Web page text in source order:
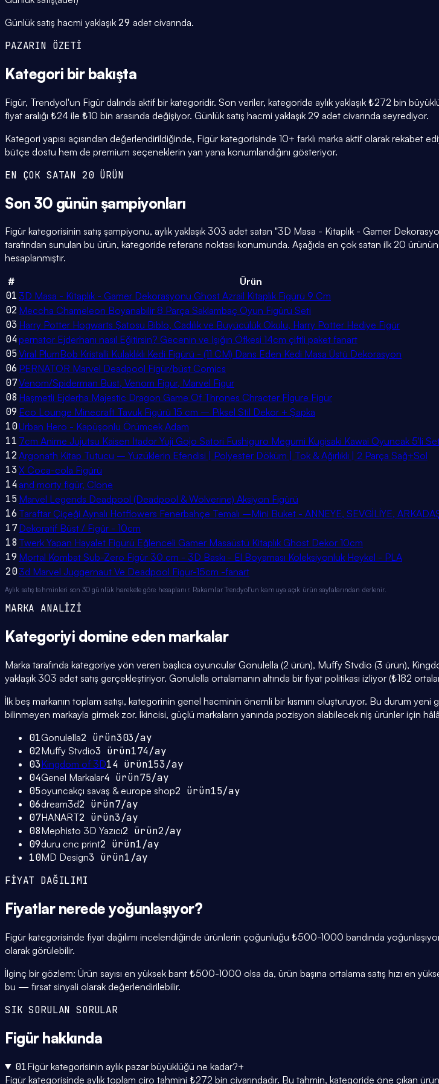
Günlük satış hacmi yaklaşık 29 adet civarında.
PAZARIN ÖZETİ
Kategori bir bakışta
Figür, Trendyol'un Figür dalında aktif bir kategoridir. Son veriler, kategoride aylık yaklaşık ₺272 bin
fiyat aralığı ₺24 ile ₺10 bin arasında değişiyor. Günlük satış hacmi yaklaşık 29 adet civarında seyrediyor.
Kategori yapısı açısından değerlendirildiğinde, Figür kategorisinde 10+ farklı marka aktif olarak
bütçe dostu hem de premium seçeneklerin yan yana konumlandığını gösteriyor.
EN ÇOK SATAN 20 ÜRÜN
Son 30 günün şampiyonları
Figür kategorisinin satış şampiyonu, aylık yaklaşık 303 adet satan "3D Masa - Kitaplık - Gamer
tarafından sunulan bu ürün, kategoride referans noktası konumunda. Aşağıda en çok satan ilk 20
hesaplanmıştır.
#
Ürün
01 3D Masa - Kitaplık - Gamer Dekorasyonu Ghost Azrail Kitaplık Figürü 9 Cm
02 Meccha Chameleon Boyanabilir 8 Parça Saklambaç Oyun Figürü Seti
03 Harry Potter Hogwarts Şatosu Biblo, Cadılık ve Büyücülük Okulu, Harry Potter Hediye Figür
04pernator Ejderhanı nasıl Eğitirsin? Gecenin ve Işığın Öfkesi 14cm çiftli paket fanart
05Viral PlumBob Kristalli Kulaklıklı Kedi Figürü - (11 CM) Dans Eden Kedi Masa Üstü Dekorasyon
06 PERNATOR Marvel Deadpool Figür/büst Comics
07Venom/Spiderman Büst, Venom Figür, Marvel Figür
08 Haşmetli Ejderha Majestic Dragon Game Of Thrones Chracter Fİgure Figür
09 Eco Lounge Minecraft Tavuk Figürü 15 cm – Piksel Stil Dekor + Şapka
10Urban Hero - Kapüşonlu Örümcek Adam
11 7cm Anime Jujutsu Kaisen Itador Yuji Gojo Satori Fushiguro Megumi Kugisaki Kawai Oyuncak 5'li
12 Argonath Kitap Tutucu – Yüzüklerin Efendisi | Polyester Döküm | Tok & Ağırlıklı | 2 Parça Sağ+Sol
13X Coca-cola Figürü
14 and morty figür, Clone
15 Marvel Legends Deadpool (Deadpool & Wolverine) Aksiyon Figürü
16 Taraftar Çiçeği Aynalı Hotflowers Fenerbahçe Temalı –Mini Buket - ANNEYE, SEVGİLİYE,
17Dekoratif Büst / Figür - 10cm
18 Twerk Yapan Hayalet Figürü Eğlenceli Gamer Masaüstü Kitaplık Ghost Dekor 10cm
19 Mortal Kombat Sub-Zero Figür 30 cm - 3D Baskı - El Boyaması Koleksiyonluk Heykel - PLA
203d Marvel Juggernaut Ve Deadpool Figür-15cm -fanart
Aylık satış tahminleri son 30 günlük harekete göre hesaplanır. Rakamlar Trendyol'un kamuya açık ürün sayfalarından derlenir.
MARKA ANALİZİ
Kategoriyi domine eden markalar
Marka tarafında kategoriye yön veren başlıca oyuncular Gonulella (2 ürün), Muffy Stvdio (3 ürün),
yaklaşık 303 adet satış gerçekleştiriyor. Gonulella ortalamanın altında bir fiyat politikası izliyor (₺182
İlk beş markanın toplam satışı, kategorinin genel hacminin önemli bir kısmını oluşturuyor. Bu durum
bilinmeyen markayla girmek zor. İkincisi, güçlü markaların yanında pozisyon alabilecek niş ürünler için
01Gonulella2 ürün303/ay
02Muffy Stvdio3 ürün174/ay
03Kingdom of 3D14 ürün153/ay
04Genel Markalar4 ürün75/ay
05oyuncakçı savaş & europe shop2 ürün15/ay
06dream3d2 ürün7/ay
07HANART2 ürün3/ay
08Mephisto 3D Yazıcı2 ürün2/ay
09duru cnc print2 ürün1/ay
10MD Design3 ürün1/ay
FİYAT DAĞILIMI
Fiyatlar nerede yoğunlaşıyor?
Figür kategorisinde fiyat dağılımı incelendiğinde ürünlerin çoğunluğu ₺500-1000 bandında
olarak görülebilir.
İlginç bir gözlem: Ürün sayısı en yüksek bant ₺500-1000 olsa da, ürün başına ortalama satış hızı en
bu — fırsat sinyali olarak değerlendirilebilir.
SIK SORULAN SORULAR
Figürhakkında
01Figür kategorisinin aylık pazar büyüklüğü ne kadar?+
Figür kategorisinde aylık toplam ciro tahmini ₺272 bin civarındadır. Bu tahmin, kategoride öne çıkan